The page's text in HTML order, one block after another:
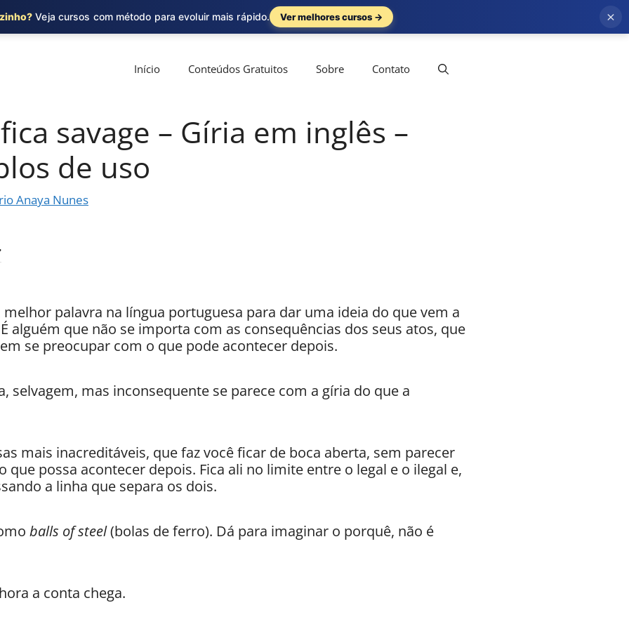
Início Conteúdos Gratuitos Sobre Contato
savage – Gíria em inglês –
de uso
Anaya Nunes
melhor palavra na língua portuguesa para dar uma ideia do que vem a
É alguém que não se importa com as consequências dos seus atos, que
se preocupar com o que pode acontecer depois.
selvagem, mas inconsequente se parece com a gíria do que a
mais inacreditáveis, que faz você ficar de boca aberta, sem parecer
possa acontecer depois. Fica ali no limite entre o legal e o ilegal e,
a linha que separa os dois.
balls of steel(bolas de ferro). Dá para imaginar o porquê, não é
a conta chega.
Veja cursos com método para evoluir mais rápido. Ver melhores cursos → ×